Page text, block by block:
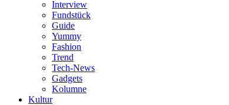
Interview
Fundstück
Guide
Yummy
Fashion
Trend
Tech-News
Gadgets
Kolumne
Kultur